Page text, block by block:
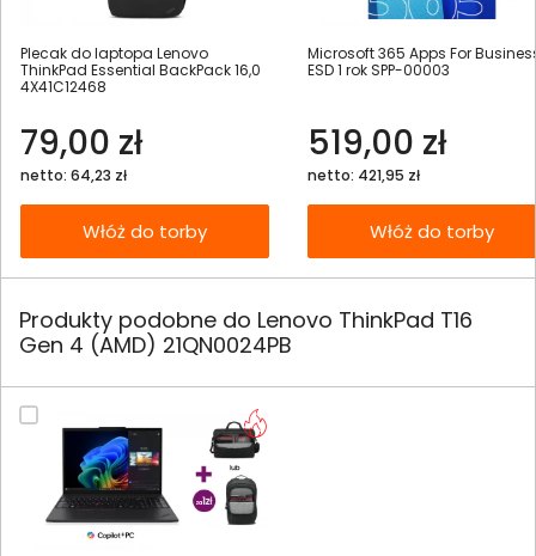
Plecak do laptopa Lenovo
ThinkPad Essential BackPack 16,0
4X41C12468
79,00 zł
netto: 64,23 zł
Włóż do torby
Microsoft 365 Apps For
ESD 1 rok SPP-00003
519,00 zł
netto: 421,95 zł
Włóż do torby
Produkty podobne do Lenovo ThinkPad T16
Gen 4 (AMD) 21QN0024PB